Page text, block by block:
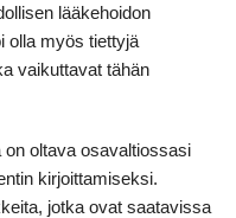
lääkehoidon
olla myös tiettyjä
vaikuttavat tähän
oltava osavaltiossasi
kirjoittamiseksi.
jotka ovat saatavissa